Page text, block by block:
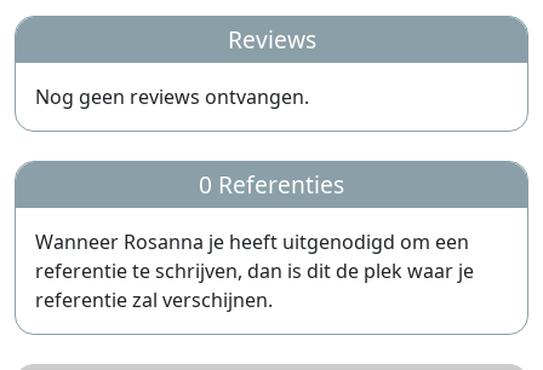
Reviews
Nog geen reviews ontvangen.
0 Referenties
Wanneer Rosanna je heeft uitgenodigd om een
referentie te schrijven, dan is dit de plek waar je
referentie zal verschijnen.